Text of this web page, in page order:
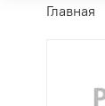
Главная